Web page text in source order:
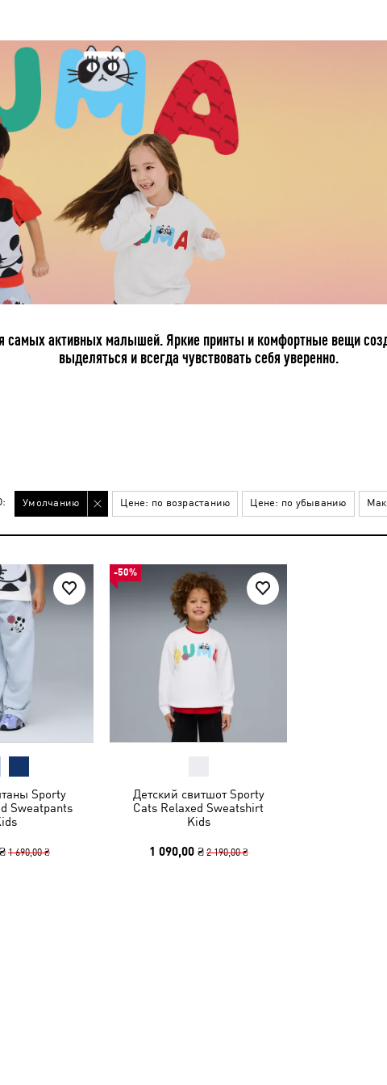
самых активных малышей. Яркие принты и комфортные вещи
выделяться и всегда чувствовать себя уверенно.
Умолчанию Цене: по возрастанию Цене: по убыванию
Sporty
Sweatpants
1 690,00 ₴
-50%
Детский свитшот Sporty
Cats Relaxed Sweatshirt
Kids
1 090,00 ₴ 2 190,00 ₴